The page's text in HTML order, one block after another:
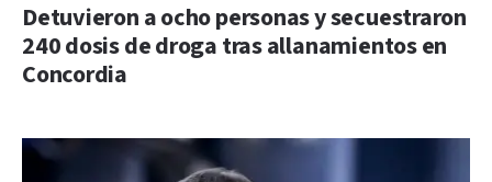
Detuvieron a ocho personas y secuestraron
240 dosis de droga tras allanamientos en
Concordia